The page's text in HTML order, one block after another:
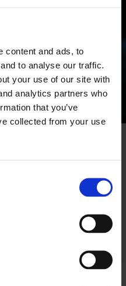
content and ads, to
to analyse our traffic.
your use of our site with
analytics partners who
that you’ve
collected from your use
PROVIDER
in Europa
führenden
Treasury-Daten
über
die lokale
regulatorische